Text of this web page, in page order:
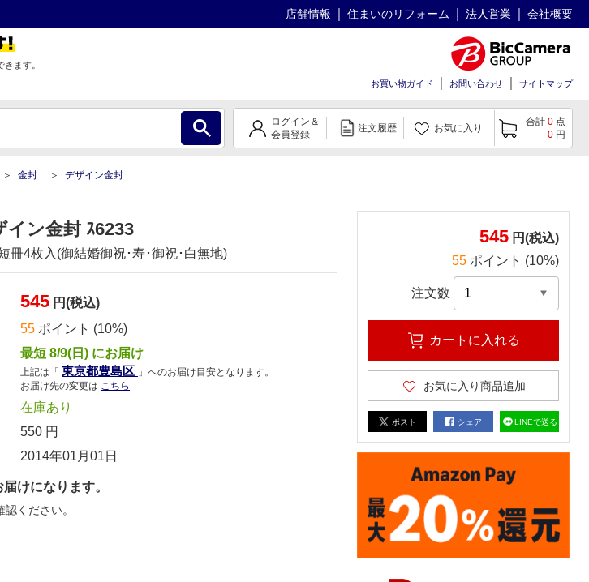
店舗情報 住まいのリフォーム 法人営業 会社概要
ます。
お買い物ガイド お問い合わせ サイトマップ
ログイン＆
会員登録
注文履歴 お気に入り
合計 0 点
0 円
金封 デザイン金封
イン金封 ｽ6233
冊4枚入(御結婚御祝･寿･御祝･白無地)
545 円(税込)
55 ポイント (10%)
最短 8/9(日) にお届け
上記は「 東京都豊島区 」へのお届け目安となります。
お届け先の変更は こちら
在庫あり
550 円
2014年01月01日
けになります。
認ください。
545 円(税込)
55 ポイント (10%)
注文数
カートに入れる
お気に入り商品追加
ポスト シェア LINEで送る